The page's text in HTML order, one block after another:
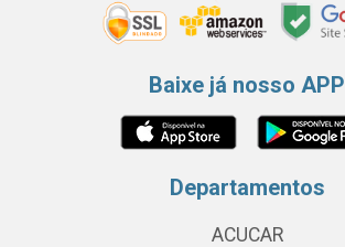
Baixe já nosso APP
Departamentos
ACUCAR